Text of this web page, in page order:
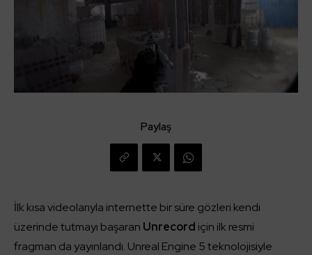
Paylaş
İlk kısa videolarıyla internette bir süre gözleri kendi
üzerinde tutmayı başaran Unrecord için ilk resmi
fragman da yayınlandı. Unreal Engine 5 teknolojisiyle